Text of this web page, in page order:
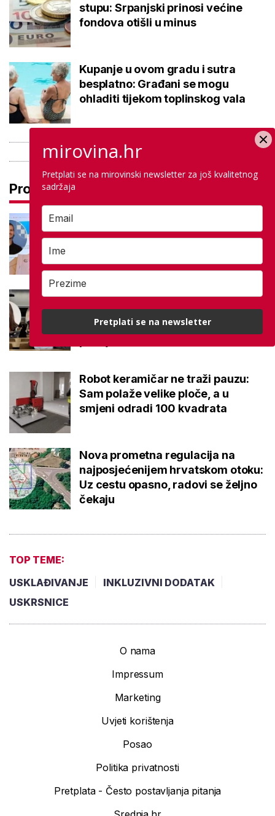
stupu: Srpanjski prinosi većine
fondova otišli u minus
Kupanje u ovom gradu i sutra
besplatno: Građani se mogu
ohladiti tijekom toplinskog vala
Pročitaj još
potpuno različitih predmeta: Stižu
Kakvi su danas studenti? 'Dolaze
na fakultet naviknuti dati točan
odgovor, a ne postaviti dobro
Robot keramičar ne traži pauzu:
Sam polaže velike ploče, a u
smjeni odradi 100 kvadrata
Nova prometna regulacija na
najposjećenijem hrvatskom otoku:
Uz cestu opasno, radovi se željno
čekaju
TOP TEME:
USKLAĐIVANJE
INKLUZIVNI DODATAK
USKRSNICE
O nama
Impressum
Marketing
Uvjeti korištenja
Posao
Politika privatnosti
Pretplata - Često postavljanja pitanja
mirovina.hr
Pretplati se na mirovinski newsletter za još kvalitetnog
sadržaja
Pretplati se na newsletter